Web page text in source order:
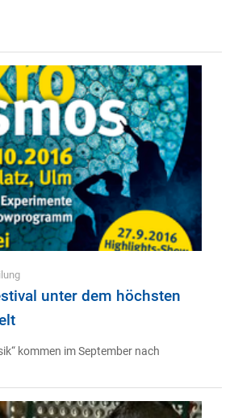
unter dem höchsten
kommen im September nach